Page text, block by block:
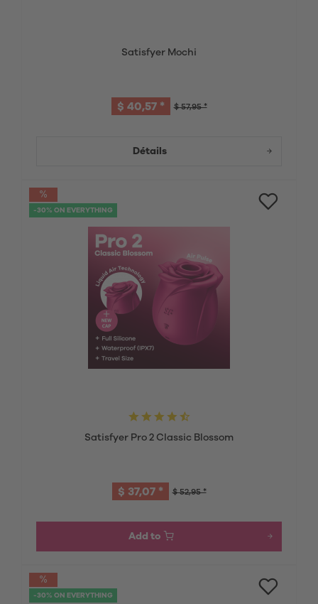
Satisfyer Mochi
$ 57,95 *
$ 40,57 *
Détails
-30% ON EVERYTHING
Satisfyer Pro 2 Classic Blossom
$ 52,95 *
$ 37,07 *
Add to
-30% ON EVERYTHING